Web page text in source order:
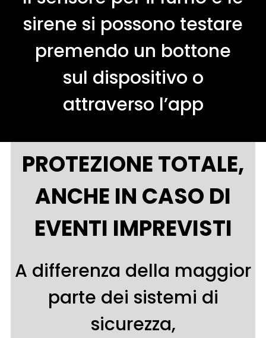
sirene si possono testare
premendo un bottone
sul dispositivo o
attraverso l’app
PROTEZIONE TOTALE,
ANCHE IN CASO DI
EVENTI IMPREVISTI
A differenza della maggior
parte dei sistemi di
sicurezza,